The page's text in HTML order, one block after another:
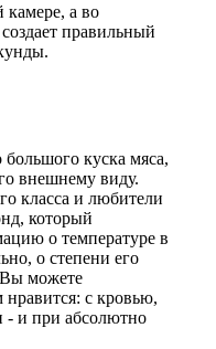
камере, а во
правильный
куска мяса,
внешнему виду.
класса и любители
который
о температуре в
о степени его
Вы можете
нравится: с кровью,
- и при абсолютно